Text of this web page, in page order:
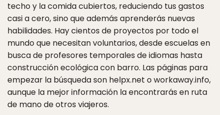
techo y la comida cubiertos, reduciendo tus gastos
casi a cero, sino que además aprenderás nuevas
habilidades. Hay cientos de proyectos por todo el
mundo que necesitan voluntarios, desde escuelas en
busca de profesores temporales de idiomas hasta
construcción ecológica con barro. Las páginas para
empezar la búsqueda son helpx.net o workaway.info,
aunque la mejor información la encontrarás en ruta
de mano de otros viajeros.